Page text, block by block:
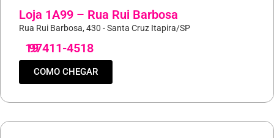
Loja 1A99 – Rua Rui Barbosa
Rua Rui Barbosa, 430 - Santa Cruz Itapira/SP
19
97411-4518
COMO CHEGAR